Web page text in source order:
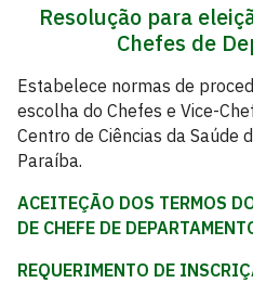
Resolução para
Chefes de
Estabelece normas de
escolha do Chefes e Vice-
Centro de Ciências da Saúde
Paraíba.
ACEITEÇÃO DOS TERMOS
DE CHEFE DE
REQUERIMENTO DE